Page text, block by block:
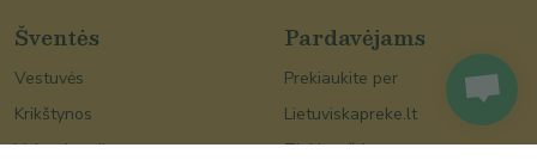
Šventės
Vestuvės
Krikštynos
Valentino diena
Pardavėjams
Prekiaukite per
Lietuviskapreke.lt
Tinklaraštis